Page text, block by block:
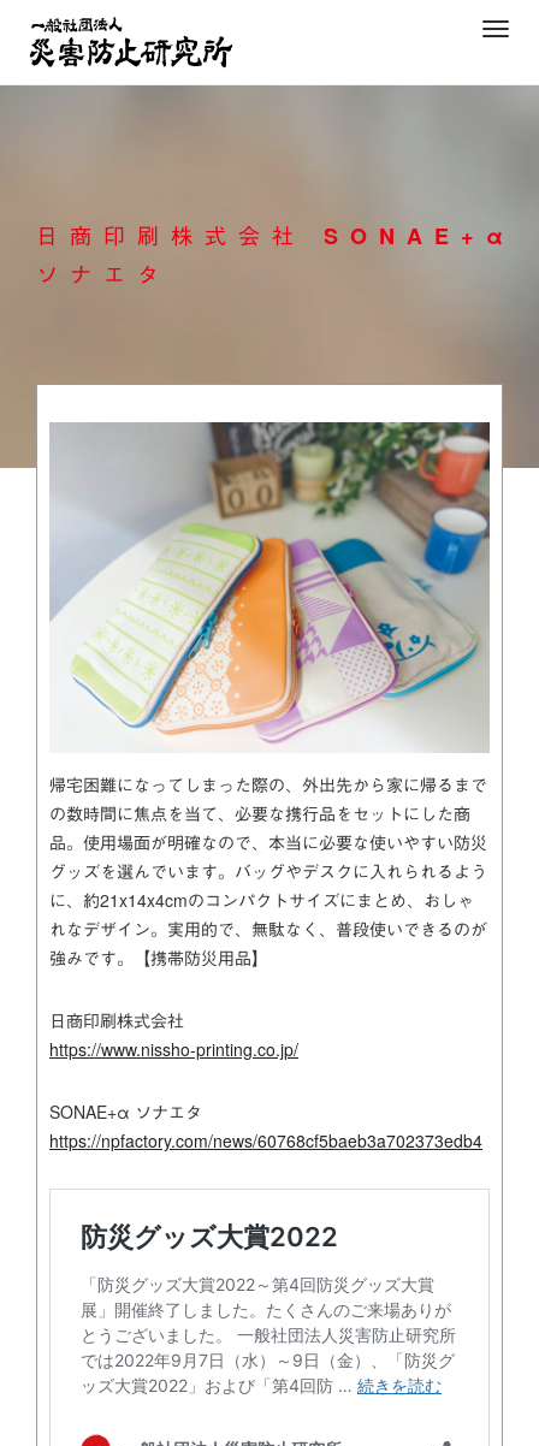
content
T
g
a
t
n
日商印刷株式会社 SONAE+α
ソナエタ
帰宅困難になってしまった際の、外出先から家に帰るまで
の数時間に焦点を当て、必要な携行品をセットにした商
品。使用場面が明確なので、本当に必要な使いやすい防災
グッズを選んでいます。バッグやデスクに入れられるよう
に、約21x14x4cmのコンパクトサイズにまとめ、おしゃ
れなデザイン。実用的で、無駄なく、普段使いできるのが
強みです。【携帯防災用品】
日商印刷株式会社
https://www.nissho-printing.co.jp/
SONAE+α ソナエタ
https://npfactory.com/news/60768cf5baeb3a702373edb4